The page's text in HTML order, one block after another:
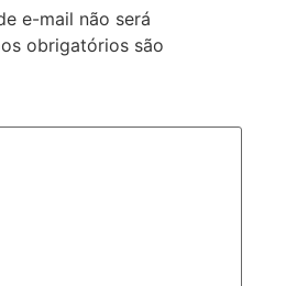
e-mail não será
obrigatórios são